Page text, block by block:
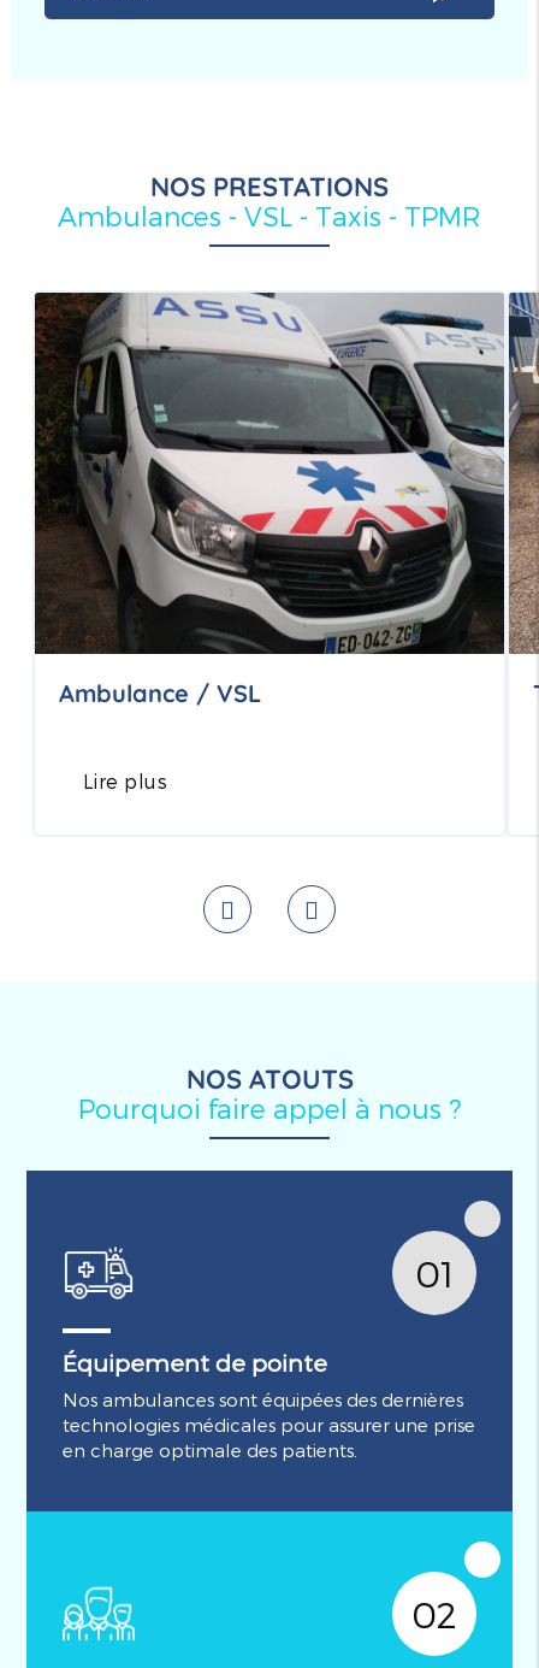
NOS PRESTATIONS
Ambulances - VSL - Taxis - TPMR
Ambulance / VSL
Lire plus
NOS ATOUTS
Pourquoi faire appel à nous ?
01
Équipement de pointe
Nos ambulances sont équipées des dernières
technologies médicales pour assurer une prise
en charge optimale des patients.
02